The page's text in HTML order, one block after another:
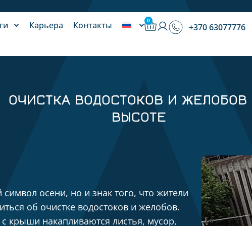
Карьера Контакты 0
+370 63077776
ОЧИСТКА ВОДОСТОКОВ И ЖЕЛОБОВ
ВЫСОТЕ
осени, но и знак того, что жители
об очистке водостоков и желобов.
крыши накапливаются листья, мусор,